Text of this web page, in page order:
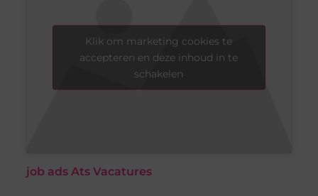
Klik om marketing cookies te
accepteren en deze inhoud in te
schakelen
job ads Ats Vacatures